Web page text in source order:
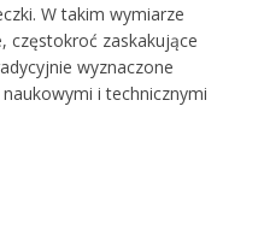
W takim wymiarze
częstokroć zaskakujące
wyznaczone
i technicznymi